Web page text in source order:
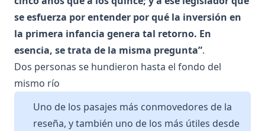
se esfuerza por entender por qué la inversión en
la primera infancia genera tal retorno. En
esencia, se trata de la misma pregunta”.
Dos personas se hundieron hasta el fondo del
mismo río
Uno de los pasajes más conmovedores de la
reseña, y también uno de los más útiles desde